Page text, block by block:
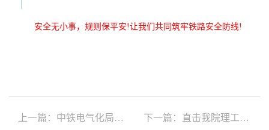
安全无小事，规则保平安!让我们共同筑牢铁路安全防线!
上一篇：中铁电气化局南京维管段2025年职业技能大赛圆满落幕，我院优秀毕业生郝中华荣获个人三等奖！ 下一篇：直击我院理工校区大专部2024级学生期末考试现场